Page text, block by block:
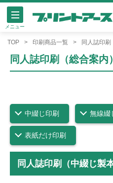
メニュー
TOP 印刷商品一覧 同人誌印刷
同人誌印刷（総合案内）
中綴じ印刷 無線綴
表紙だけ印刷
同人誌印刷（中綴じ製本